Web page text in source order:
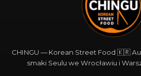
CHINGU — Korean Street Food 🇰🇷
smaki Seulu we Wrocławiu i